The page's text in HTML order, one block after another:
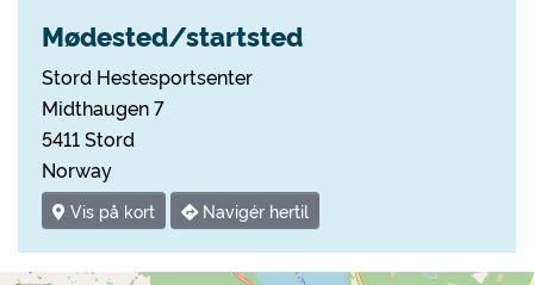
Mødested/startsted
Stord Hestesportsenter
Midthaugen 7
5411 Stord
Norway
Vis på kort Navigér hertil